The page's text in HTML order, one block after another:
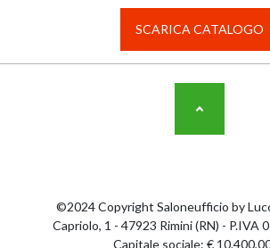
SCARICA CATALOGO
©2024 Copyright Saloneufficio by
Capriolo, 1 - 47923 Rimini (RN) - P.IVA
Capitale sociale: €